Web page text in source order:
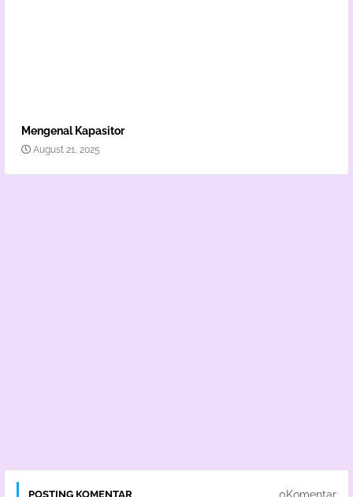
Mengenal Kapasitor
August 21, 2025
POSTING KOMENTAR 0Komentar